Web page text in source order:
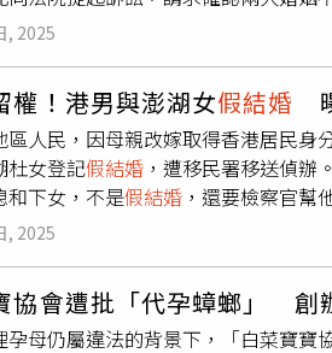
局對此回應，這間河粉店確實容留阮
務法》第44條，裁處河粉店負責人
規。市府官員強調，勞動局依「臺
罰鍰，並無投訴人所稱太針對的問題
可，也管制一定期間無法來臺，這是
規，並沒有法律競合的「打臉」問
已提起行政救濟，將由權責機關依法
配。
，警方證實她的身分資料遭他人冒用
錄，有人甚至遭誤登數次。部分原
經當事人確認。此外，也有更嚴重的
可報警處理，或透過行政訴訟爭取撤
2025年5月上路的新修訂《婚姻登記
醒民眾，應定期檢視自身婚姻狀態
判決書指出，阿春主張，安安於
月27日與小婷於大陸結婚，並於
姻關係將影響財產繼承分配，自己身
未出庭，也未提出任何書狀答辯，
理結婚，但婚後沒有共同生活，且
姻法相關規定，婚姻必須基於雙方自
確認婚姻關係是否存在屬重要的法律
安安與小婷的婚姻應僅為協助被告
婚姻自始無效，並准許阿春訴請確
, 2025
權！港男與澎湖女假結婚
區人民，因母親改嫁取得香港居民身
杜女登記假結婚 ，遭移民署移送偵
和下女，不是假結婚 ，還要檢察官幫
執行有期徒刑 6月，得易科罰金，並
3人則坦承犯罪，獲檢察官緩起訴
同事。並向仝男稱，「因臺灣同婚
長期居留臺灣，想找一名臺灣人來辦
道找曾為同學與同事之杜女時剛好
, 2025
協會遭批「代孕蟑螂」 創
孕母仍屬違法的背景下，「白菜寶